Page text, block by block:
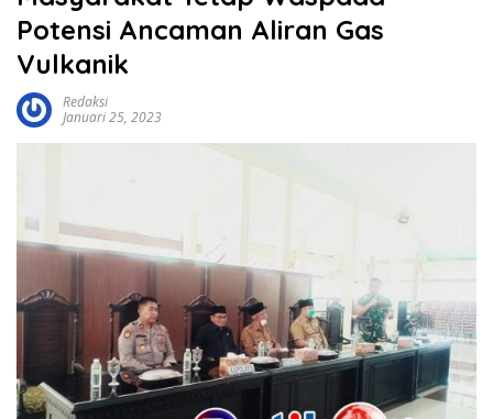
Potensi Ancaman Aliran Gas
Vulkanik
Redaksi
Januari 25, 2023